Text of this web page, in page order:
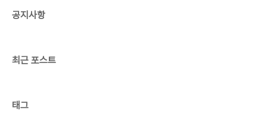
많이 슬펐다. 그런 생각을 가진 사람이 내 주변에 나
공지사항
최근 포스트
태그